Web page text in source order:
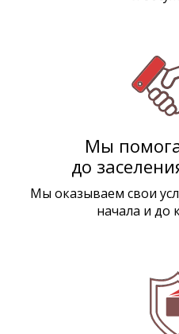
Мы
до
Мы оказываем свои
начала и до